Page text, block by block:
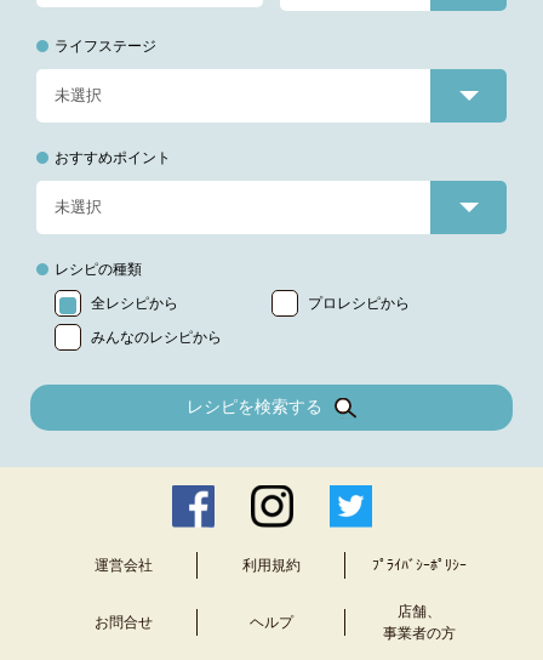
ライフステージ
おすすめポイント
レシピの種類
全レシピから
プロレシピから
みんなのレシピから
レシピを検索する
運営会社 利用規約 ﾌﾟﾗｲﾊﾞｼｰﾎﾟﾘｼｰ
お問合せ ヘルプ
店舗、
事業者の方